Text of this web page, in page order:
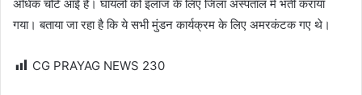
अधिक चोटें आई है। घायलों को इलाज के लिए जिला अस्पताल में भर्ती कराया
गया। बताया जा रहा है कि ये सभी मुंडन कार्यक्रम के लिए अमरकंटक गए थे।
CG PRAYAG NEWS 230